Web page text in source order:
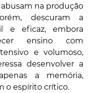
na produção
descuram a
e eficaz, embora
ensino com
e volumoso,
desenvolver a
a memória,
o espírito crítico.